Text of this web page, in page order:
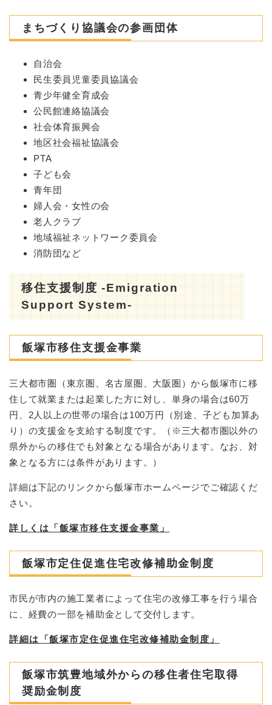
まちづくり協議会の参画団体
自治会
民生委員児童委員協議会
青少年健全育成会
公民館連絡協議会
社会体育振興会
地区社会福祉協議会
PTA
子ども会
青年団
婦人会・女性の会
老人クラブ
地域福祉ネットワーク委員会
消防団など
移住支援制度 -Emigration
Support System-
飯塚市移住支援金事業
三大都市圏（東京圏、名古屋圏、大阪圏）から飯塚市に移
住して就業または起業した方に対し、単身の場合は60万
円、2人以上の世帯の場合は100万円（別途、子ども加算あ
り）の支援金を支給する制度です。（※三大都市圏以外の
県外からの移住でも対象となる場合があります。なお、対
象となる方には条件があります。）
詳細は下記のリンクから飯塚市ホームページでご確認くだ
さい。
詳しくは「飯塚市移住支援金事業」
飯塚市定住促進住宅改修補助金制度
市民が市内の施工業者によって住宅の改修工事を行う場合
に、経費の一部を補助金として交付します。
詳細は「飯塚市定住促進住宅改修補助金制度」
飯塚市筑豊地域外からの移住者住宅取得
奨励金制度